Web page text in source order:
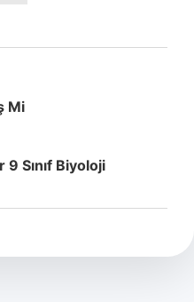
Mi
Sınıf Biyoloji